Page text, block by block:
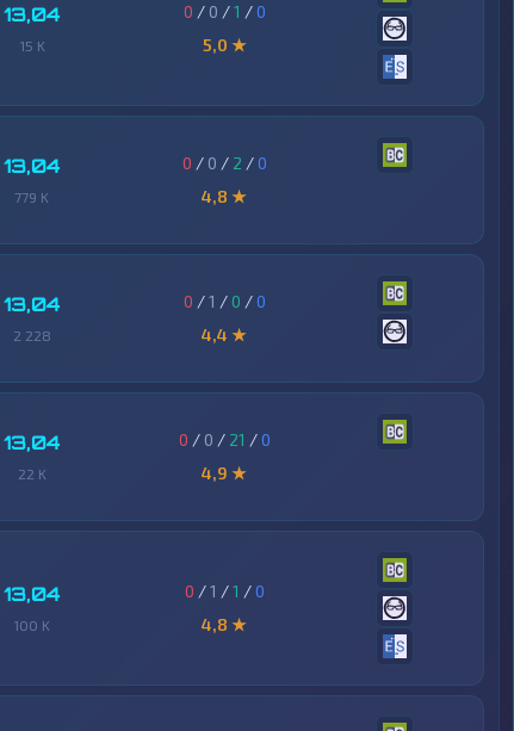
13,04
15 K
0 / 0 /1 /0
5,0 ★
13,04
779 K
0 / 0 / 2 /0
4,8 ★
13,04
2 228
0 /1 / 0 /0
4,4 ★
13,04
22 K
0 / 0 / 21 /0
4,9 ★
13,04
100 K
0 /1 /1 /0
4,8 ★